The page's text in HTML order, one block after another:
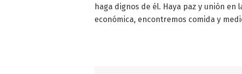
haga dignos de él. Haya paz y unión en
económica, encontremos comida y